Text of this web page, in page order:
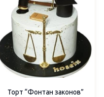
Торт “Фонтан законов”